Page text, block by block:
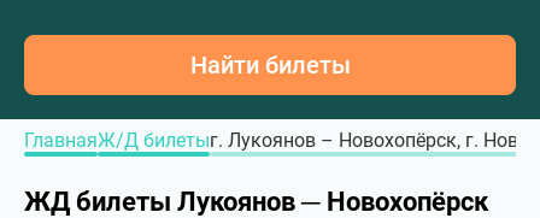
Найти билеты
ГлавнаяЖ/Д билетыг. Лукоянов – Новохопёрск, г.
ЖД билеты Лукоянов ─ Новохопёрск